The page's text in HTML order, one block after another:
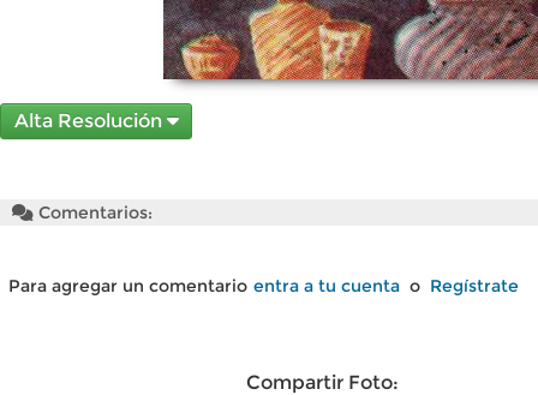
Alta Resolución
Comentarios:
Para agregar un comentario entra a tu cuenta o Regístrate
Compartir Foto: